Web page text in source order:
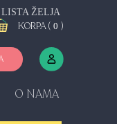
LISTA ŽELJA
KORPA ( 0 )
O NAMA